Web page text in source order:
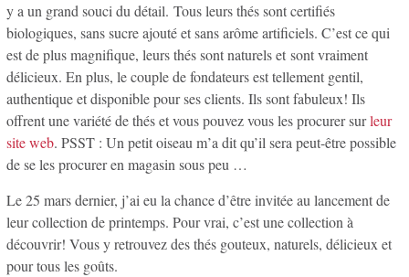
y a un grand souci du détail. Tous leurs thés sont certifiés
biologiques, sans sucre ajouté et sans arôme artificiels. C’est ce qui
est de plus magnifique, leurs thés sont naturels et sont vraiment
délicieux. En plus, le couple de fondateurs est tellement gentil,
authentique et disponible pour ses clients. Ils sont fabuleux! Ils
offrent une variété de thés et vous pouvez vous les procurer surleur
site web. PSST : Un petit oiseau m’a dit qu’il sera peut-être possible
de se les procurer en magasin sous peu …
Le 25 mars dernier, j’ai eu la chance d’être invitée au lancement de
leur collection de printemps. Pour vrai, c’est une collection à
découvrir! Vous y retrouvez des thés gouteux, naturels, délicieux et
pour tous les goûts.